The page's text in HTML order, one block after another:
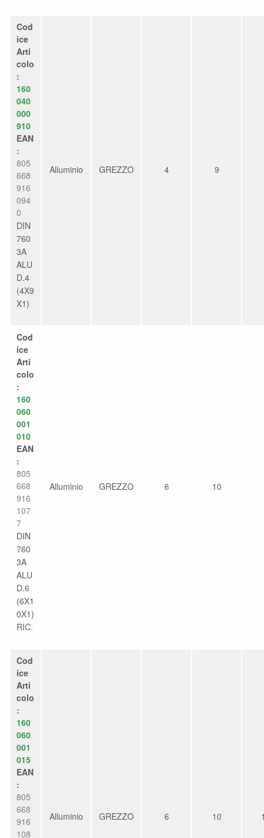
Cod
ice
Arti
colo
:
160
040
000
910
EAN
:
805
668
916
094
0
DIN
760
3A
ALU
D.4
(4X9
X1)
Alluminio GREZZO 4 9
Cod
ice
Arti
colo
:
160
060
001
010
EAN
:
805
668
916
107
7
DIN
760
3A
ALU
D.6
(6X1
0X1)
RIC.
Alluminio GREZZO 6 10
Cod
ice
Arti
colo
:
160
060
001
015
EAN
:
805
668
916
108
Alluminio GREZZO 6 10